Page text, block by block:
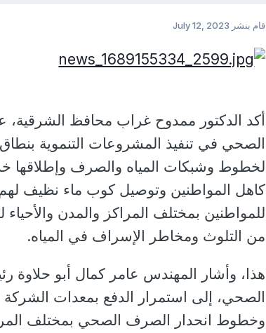
قام بنشر July 12, 2023
أكد الدكتور ممدوح غراب محافظ
الصحي في تنفيذ المشروعات التنموية بنطاق
لخطوط وشبكات المياه والصرف وإطلاقها
كاهل المواطنين وتوصيل كوب ماء نظيف
للمواطنين بمختلف المراكز والمدن والأحياء
من التلوث ومخاطر الإسراف في المياه.
هذا، وأشار المهندس عامر كمال أبو
الصحي، إلى استمرار الدفع بمعدات
وخطوط انحدار الصرف الصحي بمختلف